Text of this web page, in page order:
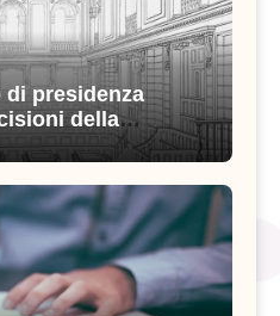
presidenza
della